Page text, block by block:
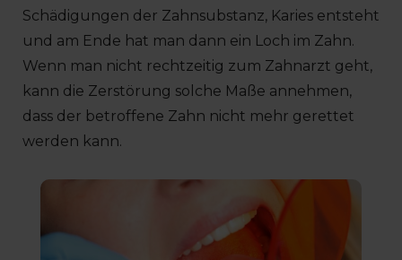
Schädigungen der Zahnsubstanz, Karies entsteht
und am Ende hat man dann ein Loch im Zahn.
Wenn man nicht rechtzeitig zum Zahnarzt geht,
kann die Zerstörung solche Maße annehmen,
dass der betroffene Zahn nicht mehr gerettet
werden kann.